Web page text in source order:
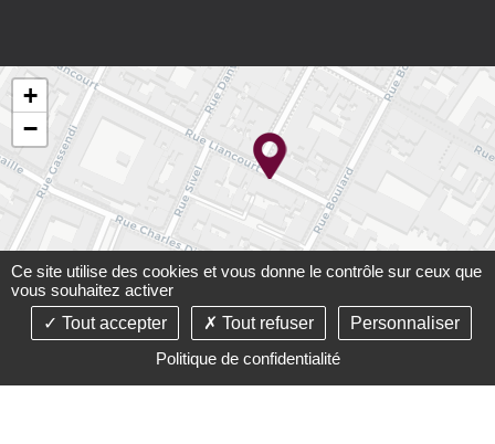
+
−
Leaflet
©2021-26 Cabinet Carré-Paupart - Tous droits réservés -
Conception :Absolute Communication& Réalisation :
Ce site utilise des cookies et vous donne le contrôle sur ceux que
vous souhaitez activer
Tout accepter
Tout refuser
Personnaliser
Politique de confidentialité